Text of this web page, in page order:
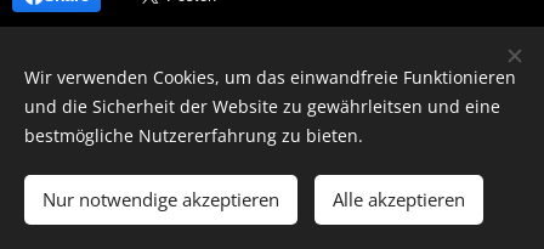
Notruf 122 Cookies
Wir verwenden Cookies, um das einwandfreie Funktionieren
und die Sicherheit der Website zu gewährleitsen und eine
bestmögliche Nutzererfahrung zu bieten.
Nur notwendige akzeptieren Alle akzeptieren